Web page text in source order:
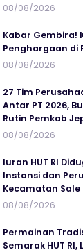
08/08/2026
Kabar Gembira!
Penghargaan di
08/08/2026
27 Tim
Antar PT 2026,
Rutin Pemkab
08/08/2026
Iuran HUT RI
Instansi dan
Kecamatan
08/08/2026
Permainan
Semarak HUT